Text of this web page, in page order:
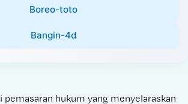
Boreo-toto
Bangin-4d
pemasaran hukum yang menyelaraskan